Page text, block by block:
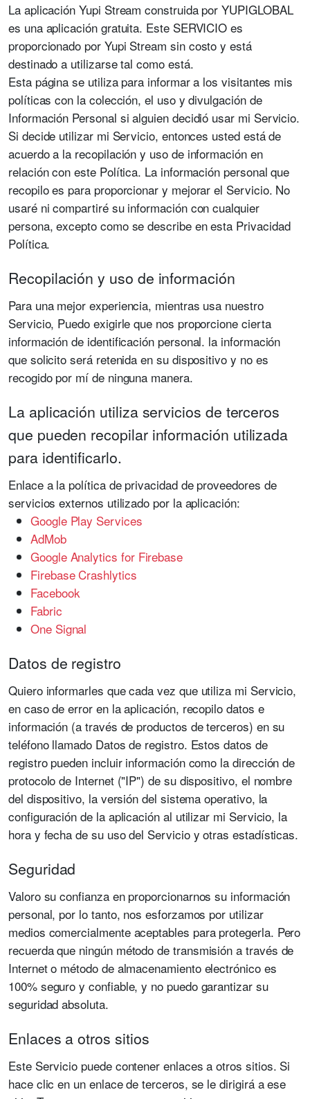
La aplicación Yupi Stream construida por YUPIGLOBAL
es una aplicación gratuita. Este SERVICIO es
proporcionado por Yupi Stream sin costo y está
destinado a utilizarse tal como está.
Esta página se utiliza para informar a los visitantes mis
políticas con la colección, el uso y divulgación de
Información Personal si alguien decidió usar mi Servicio.
Si decide utilizar mi Servicio, entonces usted está de
acuerdo a la recopilación y uso de información en
relación con este Política. La información personal que
recopilo es para proporcionar y mejorar el Servicio. No
usaré ni compartiré su información con cualquier
persona, excepto como se describe en esta Privacidad
Política.
Recopilación y uso de información
Para una mejor experiencia, mientras usa nuestro
Servicio, Puedo exigirle que nos proporcione cierta
información de identificación personal. la información
que solicito será retenida en su dispositivo y no es
recogido por mí de ninguna manera.
La aplicación utiliza servicios de terceros
que pueden recopilar información utilizada
para identificarlo.
Enlace a la política de privacidad de proveedores de
servicios externos utilizado por la aplicación:
Google Play Services
AdMob
Google Analytics for Firebase
Firebase Crashlytics
Facebook
Fabric
One Signal
Datos de registro
Quiero informarles que cada vez que utiliza mi Servicio,
en caso de error en la aplicación, recopilo datos e
información (a través de productos de terceros) en su
teléfono llamado Datos de registro. Estos datos de
registro pueden incluir información como la dirección de
protocolo de Internet ("IP") de su dispositivo, el nombre
del dispositivo, la versión del sistema operativo, la
configuración de la aplicación al utilizar mi Servicio, la
hora y fecha de su uso del Servicio y otras estadísticas.
Seguridad
Valoro su confianza en proporcionarnos su información
personal, por lo tanto, nos esforzamos por utilizar
medios comercialmente aceptables para protegerla. Pero
recuerda que ningún método de transmisión a través de
Internet o método de almacenamiento electrónico es
100% seguro y confiable, y no puedo garantizar su
seguridad absoluta.
Enlaces a otros sitios
Este Servicio puede contener enlaces a otros sitios. Si
hace clic en un enlace de terceros, se le dirigirá a ese